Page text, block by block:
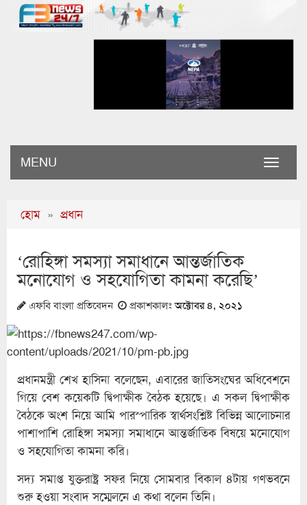
Toggle
MENU
হোম » প্রধান
‘রোহিঙ্গা সমস্যা সমাধানে আন্তর্জাতিক
মনোযোগ ও সহযোগিতা কামনা করেছি’
এফবি বাংলা প্রতিবেদন প্রকাশকালঃঅক্টোবর ৪, ২০২১
প্রধানমন্ত্রী শেখ হাসিনা বলেছেন, এবারের জাতিসংঘের অধিবেশনে
গিয়ে বেশ কয়েকটি দ্বিপাক্ষীক বৈঠক হয়েছে। এ সকল দ্বিপাক্ষীক
বৈঠকে অংশ নিয়ে আমি পারস্পারিক স্বার্থসংশ্লিষ্ট বিভিন্ন আলোচনার
পাশাপাশি রোহিঙ্গা সমস্যা সমাধানে আন্তর্জাতিক বিষয়ে মনোযোগ
ও সহযোগিতা কামনা করি।
সদ্য সমাপ্ত যুক্তরাষ্ট্র সফর নিয়ে সোমবার বিকাল ৪টায় গণভবনে
শুরু হওয়া সংবাদ সম্মেলনে এ কথা বলেন তিনি।